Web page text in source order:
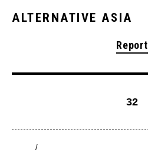
ALTERNATIVE ASIA
Report
32
/